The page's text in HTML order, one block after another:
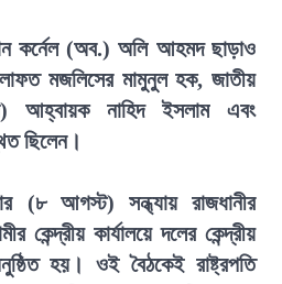
কর্নেল (অব.) অলি আহমদ ছাড়াও
মজলিসের মামুনুল হক, জাতীয়
আহ্বায়ক নাহিদ ইসলাম এবং
ছিলেন।
(৮ আগস্ট) সন্ধ্যায় রাজধানীর
কেন্দ্রীয় কার্যালয়ে দলের কেন্দ্রীয়
হয়। ওই বৈঠকেই রাষ্ট্রপতি